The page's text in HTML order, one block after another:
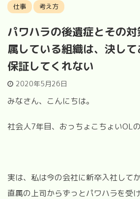
仕事
考え方
パワハラの後遺症とその
属している組織は、決し
保証してくれない
2020年5月26日
みなさん、こんにちは。
社会人7年目、おっちょこちょいOL
実は、私は今の会社に新卒入社して
直属の上司からずっとパワハラを受